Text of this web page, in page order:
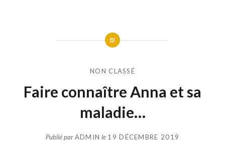
NON CLASSÉ
Faire connaître Anna et sa
maladie…
Publié parADMIN le 19 DÉCEMBRE 2019